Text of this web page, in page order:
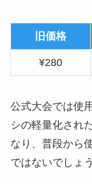
旧価格
¥280
公式大会では使
シの軽量化され
なり、普段から
ではないでしょう